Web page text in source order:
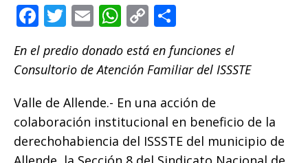
F
a
c
e
b
o
o
T
w
it
te
r
E
ai
l
W
at
s
A
p
p
C
p
y
Li
n
k
m
p
ar
ti
r
En el predio donado está en funciones el
Consultorio de Atención Familiar del ISSSTE
Valle de Allende.- En una acción de
colaboración institucional en beneficio de la
derechohabiencia del ISSSTE del municipio de